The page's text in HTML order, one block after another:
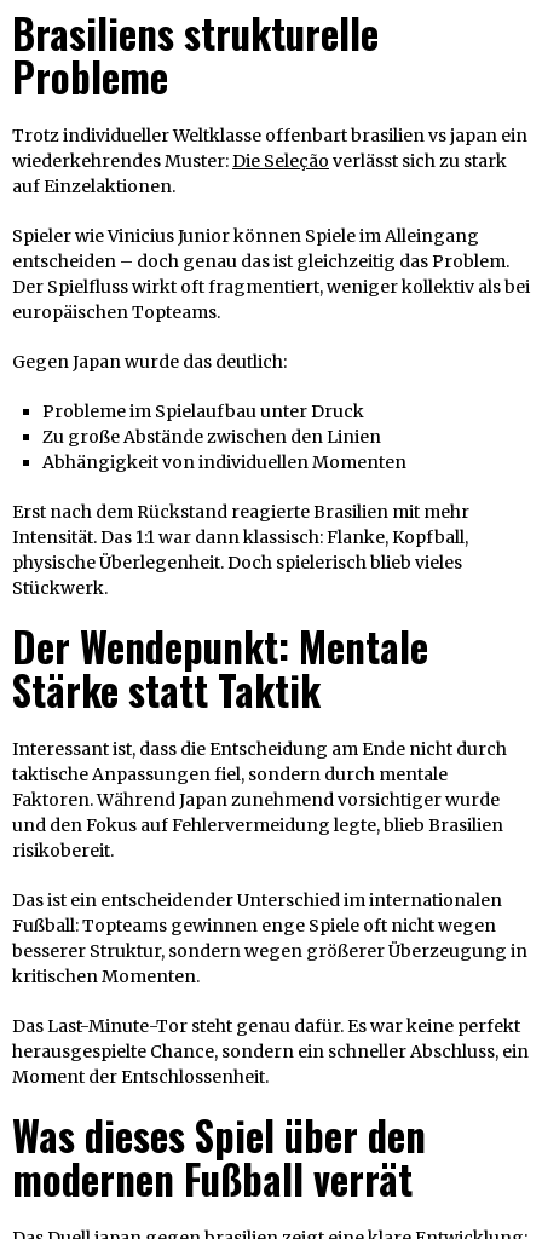
Brasiliens strukturelle
Probleme
Trotz individueller Weltklasse offenbart brasilien vs japan ein
wiederkehrendes Muster:Die Seleção verlässt sich zu stark
auf Einzelaktionen.
Spieler wie Vinicius Junior können Spiele im Alleingang
entscheiden – doch genau das ist gleichzeitig das Problem.
Der Spielfluss wirkt oft fragmentiert, weniger kollektiv als bei
europäischen Topteams.
Gegen Japan wurde das deutlich:
Probleme im Spielaufbau unter Druck
Zu große Abstände zwischen den Linien
Abhängigkeit von individuellen Momenten
Erst nach dem Rückstand reagierte Brasilien mit mehr
Intensität. Das 1:1 war dann klassisch: Flanke, Kopfball,
physische Überlegenheit. Doch spielerisch blieb vieles
Stückwerk.
Der Wendepunkt: Mentale
Stärke statt Taktik
Interessant ist, dass die Entscheidung am Ende nicht durch
taktische Anpassungen fiel, sondern durch mentale
Faktoren. Während Japan zunehmend vorsichtiger wurde
und den Fokus auf Fehlervermeidung legte, blieb Brasilien
risikobereit.
Das ist ein entscheidender Unterschied im internationalen
Fußball: Topteams gewinnen enge Spiele oft nicht wegen
besserer Struktur, sondern wegen größerer Überzeugung in
kritischen Momenten.
Das Last-Minute-Tor steht genau dafür. Es war keine perfekt
herausgespielte Chance, sondern ein schneller Abschluss, ein
Moment der Entschlossenheit.
Was dieses Spiel über den
modernen Fußball verrät